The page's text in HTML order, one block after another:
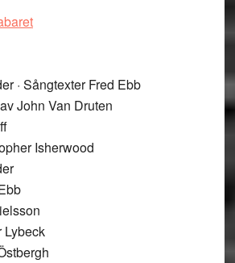
· Sångtexter Fred Ebb
John Van Druten
Isherwood
Lybeck